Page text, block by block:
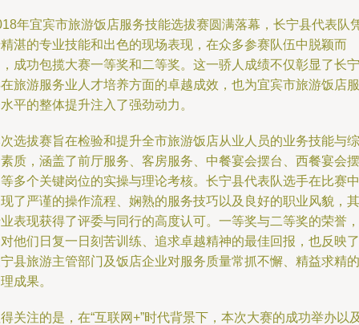
年宜宾市旅游饭店服务技能选拔赛圆满落幕，长宁县代表队
湛的专业技能和出色的现场表现，在众多参赛队伍中脱颖而
成功包揽大赛一等奖和二等奖。这一骄人成绩不仅彰显了长宁
旅游服务业人才培养方面的卓越成效，也为宜宾市旅游饭店服
平的整体提升注入了强劲动力。
选拔赛旨在检验和提升全市旅游饭店从业人员的业务技能与综
质，涵盖了前厅服务、客房服务、中餐宴会摆台、西餐宴会摆
多个关键岗位的实操与理论考核。长宁县代表队选手在比赛中
了严谨的操作流程、娴熟的服务技巧以及良好的职业风貌，其
表现获得了评委与同行的高度认可。一等奖与二等奖的荣誉，
他们日复一日刻苦训练、追求卓越精神的最佳回报，也反映了
县旅游主管部门及饭店企业对服务质量常抓不懈、精益求精的
成果。
关注的是，在“互联网+”时代背景下，本次大赛的成功举办以